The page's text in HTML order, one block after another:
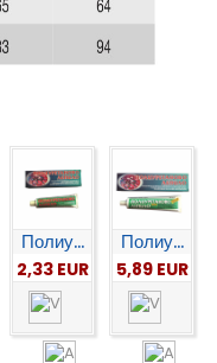
Полиу...
2,33 EUR
Полиу...
5,89 EUR